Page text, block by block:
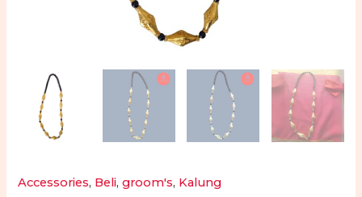
Accessories, Beli,groom's, Kalung